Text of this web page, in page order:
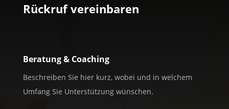
Rückruf vereinbaren
Beratung & Coaching
Beschreiben Sie hier kurz, wobei und in welchem
Umfang Sie Unterstützung wünschen.